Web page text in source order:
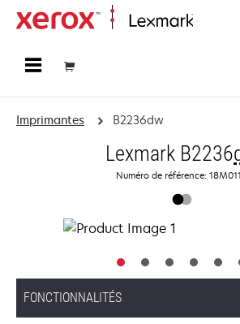
Imprimantes B2236dw
Lexmark B2236
Numéro de référence:
FONCTIONNALITÉS